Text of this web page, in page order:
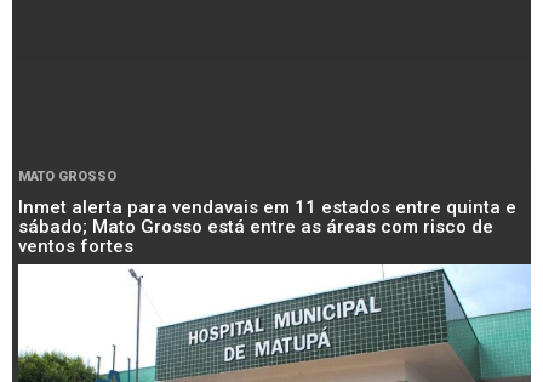
MATO GROSSO
Inmet alerta para vendavais em 11 estados entre quinta e
sábado; Mato Grosso está entre as áreas com risco de
ventos fortes